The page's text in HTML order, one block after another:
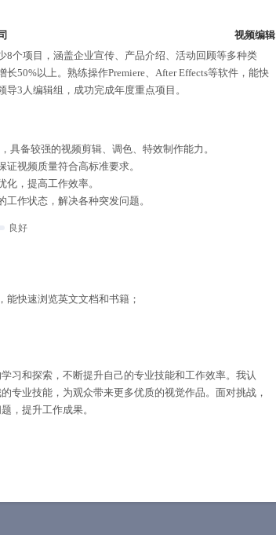
视频编辑
个项目，涵盖企业宣传、产品介绍、活动回顾等多种类
50%以上。熟练操作Premiere、After Effects等软件，能快
3人编辑组，成功完成年度重点项目。
具备较强的视频剪辑、调色、特效制作能力。
视频质量符合高标准要求。
，提高工作效率。
作状态，解决各种突发问题。
良好
快速浏览英文文档和书籍；
习和探索，不断提升自己的专业技能和工作效率。我认
专业技能，为观众带来更多优质的视觉作品。面对挑战，
，提升工作成果。